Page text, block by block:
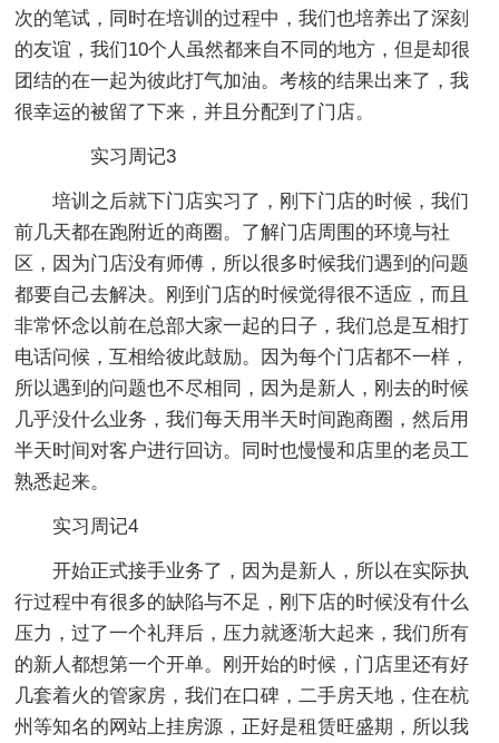
次的笔试，同时在培训的过程中，我们也培养出了深刻
的友谊，我们10个人虽然都来自不同的地方，但是却很
团结的在一起为彼此打气加油。考核的结果出来了，我
很幸运的被留了下来，并且分配到了门店。
实习周记3
培训之后就下门店实习了，刚下门店的时候，我们
前几天都在跑附近的商圈。了解门店周围的环境与社
区，因为门店没有师傅，所以很多时候我们遇到的问题
都要自己去解决。刚到门店的时候觉得很不适应，而且
非常怀念以前在总部大家一起的日子，我们总是互相打
电话问候，互相给彼此鼓励。因为每个门店都不一样，
所以遇到的问题也不尽相同，因为是新人，刚去的时候
几乎没什么业务，我们每天用半天时间跑商圈，然后用
半天时间对客户进行回访。同时也慢慢和店里的老员工
熟悉起来。
实习周记4
开始正式接手业务了，因为是新人，所以在实际执
行过程中有很多的缺陷与不足，刚下店的时候没有什么
压力，过了一个礼拜后，压力就逐渐大起来，我们所有
的新人都想第一个开单。刚开始的时候，门店里还有好
几套着火的管家房，我们在口碑，二手房天地，住在杭
州等知名的网站上挂房源，正好是租赁旺盛期，所以我